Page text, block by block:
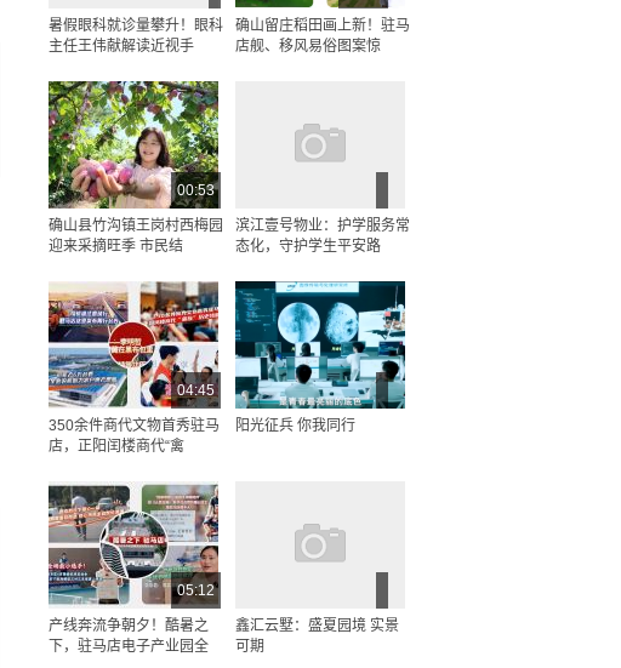
暑假眼科就诊量攀升！眼科
主任王伟献解读近视手
确山留庄稻田画上新！驻马
店舰、移风易俗图案惊
00:53
确山县竹沟镇王岗村西梅园
迎来采摘旺季 市民结
滨江壹号物业：护学服务常
态化，守护学生平安路
04:45
350余件商代文物首秀驻马
店，正阳闰楼商代“禽
阳光征兵 你我同行
05:12
产线奔流争朝夕！酷暑之
下，驻马店电子产业园全
鑫汇云墅：盛夏园境 实景
可期